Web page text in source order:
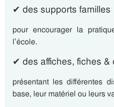
✔ des supports familles
pour encourager la
l’école.
✔ des affiches, fiches &
présentant les différentes
base, leur matériel ou leurs